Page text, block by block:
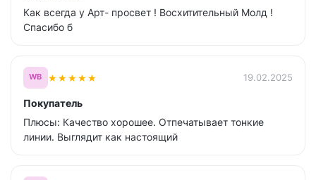
Как всегда у Арт- просвет ! Восхитительный Молд !
Спасибо б
WB ★★★★★ 19.02.2025
Покупатель
Плюсы: Качество хорошее. Отпечатывает тонкие
линии. Выглядит как настоящий